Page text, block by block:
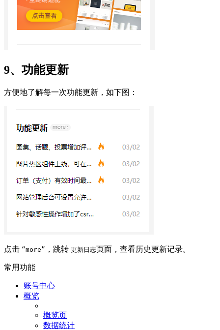
9、功能更新
方便地了解每一次功能更新，如下图：
点击 “more” ，跳转 更新日志页面，查看历史更新记录。
常用功能
账号中心
概览
概览页
数据统计